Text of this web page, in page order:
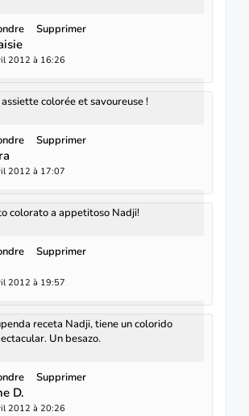
Supprimer
2012 à 16:26
colorée et savoureuse !
Supprimer
2012 à 17:07
colorato a appetitoso Nadji!
Supprimer
2012 à 19:57
receta Nadji, tiene un colorido
Un besazo.
Supprimer
D.
2012 à 20:26